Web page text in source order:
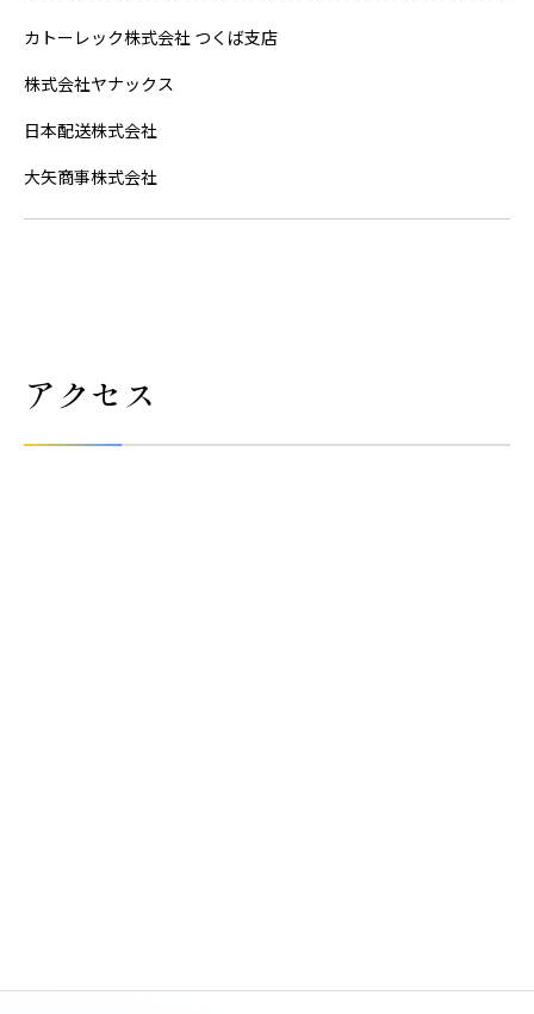
カトーレック株式会社 つくば支店
株式会社ヤナックス
日本配送株式会社
大矢商事株式会社
アクセス